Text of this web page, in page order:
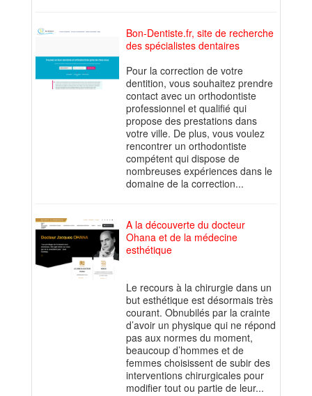
Bon-Dentiste.fr, site de recherche
des spécialistes dentaires
Pour la correction de votre
dentition, vous souhaitez prendre
contact avec un orthodontiste
professionnel et qualifié qui
propose des prestations dans
votre ville. De plus, vous voulez
rencontrer un orthodontiste
compétent qui dispose de
nombreuses expériences dans le
domaine de la correction...
A la découverte du docteur
Ohana et de la médecine
esthétique
Le recours à la chirurgie dans un
but esthétique est désormais très
courant. Obnubilés par la crainte
d’avoir un physique qui ne répond
pas aux normes du moment,
beaucoup d’hommes et de
femmes choisissent de subir des
interventions chirurgicales pour
modifier tout ou partie de leur...